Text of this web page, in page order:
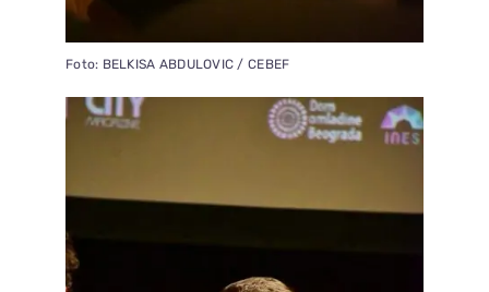
Foto: BELKISA ABDULOVIC / CEBEF